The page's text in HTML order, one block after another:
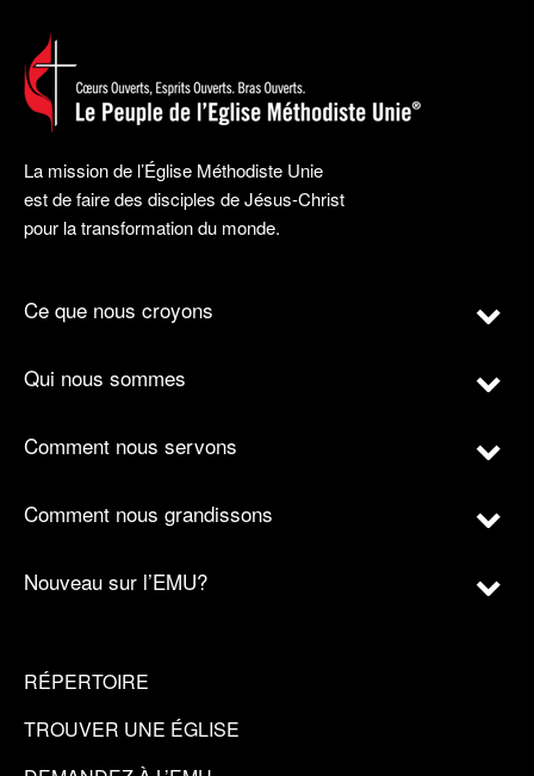
La mission de l’Église Méthodiste Unie
est de faire des disciples de Jésus-Christ
pour la transformation du monde.
Ce que nous croyons
Qui nous sommes
Comment nous servons
Comment nous grandissons
Nouveau sur l’EMU?
RÉPERTOIRE
TROUVER UNE ÉGLISE